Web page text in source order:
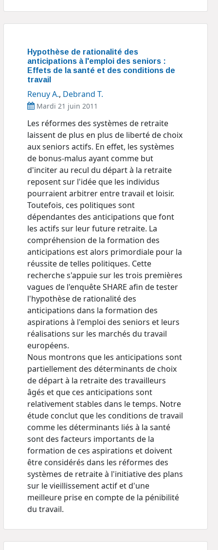
Hypothèse de rationalité des
anticipations à l'emploi des seniors :
Effets de la santé et des conditions de
travail
Renuy A., Debrand T.
Mardi 21 juin 2011
Les réformes des systèmes de retraite
laissent de plus en plus de liberté de choix
aux seniors actifs. En effet, les systèmes
de bonus-malus ayant comme but
d'inciter au recul du départ à la retraite
reposent sur l'idée que les individus
pourraient arbitrer entre travail et loisir.
Toutefois, ces politiques sont
dépendantes des anticipations que font
les actifs sur leur future retraite. La
compréhension de la formation des
anticipations est alors primordiale pour la
réussite de telles politiques. Cette
recherche s'appuie sur les trois premières
vagues de l'enquête SHARE afin de tester
l'hypothèse de rationalité des
anticipations dans la formation des
aspirations à l'emploi des seniors et leurs
réalisations sur les marchés du travail
européens.
Nous montrons que les anticipations sont
partiellement des déterminants de choix
de départ à la retraite des travailleurs
âgés et que ces anticipations sont
relativement stables dans le temps. Notre
étude conclut que les conditions de travail
comme les déterminants liés à la santé
sont des facteurs importants de la
formation de ces aspirations et doivent
être considérés dans les réformes des
systèmes de retraite à l'initiative des plans
sur le vieillissement actif et d'une
meilleure prise en compte de la pénibilité
du travail.